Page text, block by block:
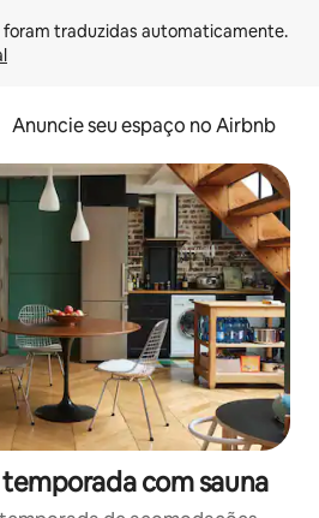
Anuncie seu espaço no Airbnb
com sauna